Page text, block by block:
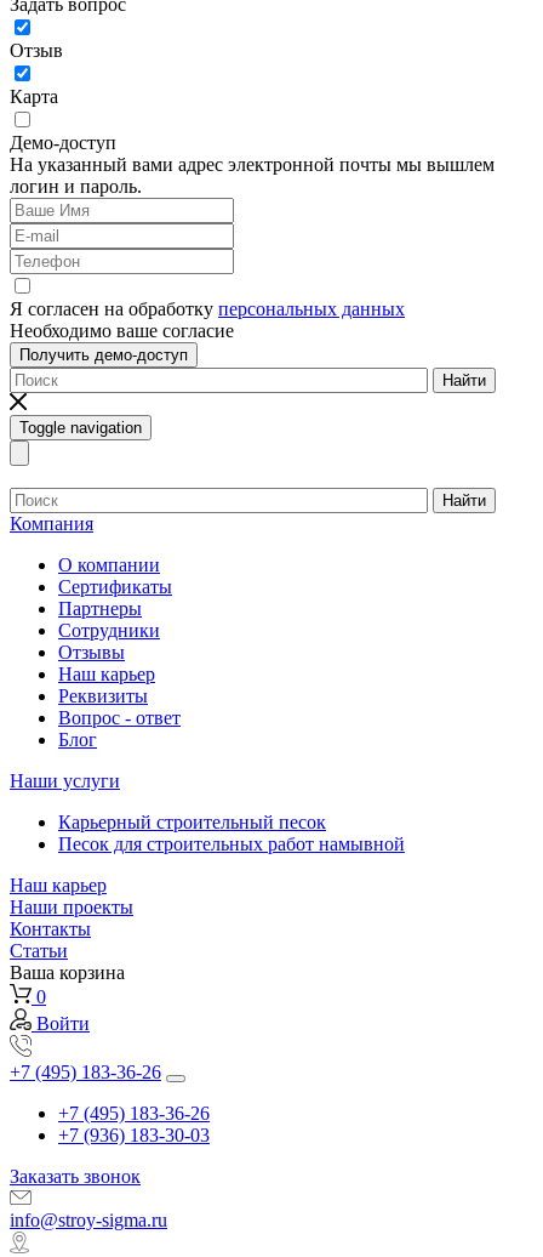
Задать вопрос
Отзыв
Карта
Демо-доступ
На указанный вами адрес электронной почты мы вышлем
логин и пароль.
Я согласен на обработку персональных данных
Необходимо ваше согласие
Получить демо-доступ
Найти
Toggle navigation
Найти
Компания
О компании
Сертификаты
Партнеры
Сотрудники
Отзывы
Наш карьер
Реквизиты
Вопрос - ответ
Блог
Наши услуги
Карьерный строительный песок
Песок для строительных работ намывной
Наш карьер
Наши проекты
Контакты
Статьи
Ваша корзина
0
Войти
+7 (495) 183-36-26
+7 (495) 183-36-26
+7 (936) 183-30-03
Заказать звонок
info@stroy-sigma.ru